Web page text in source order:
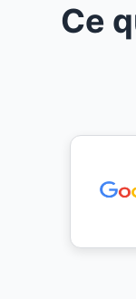
Ce